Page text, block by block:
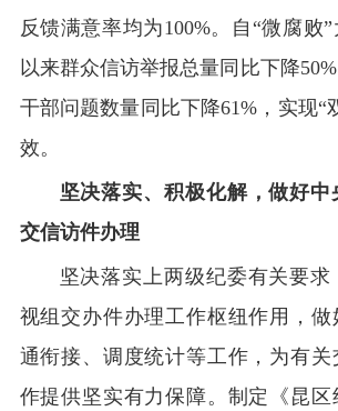
反馈满意率均为100%。自“微腐败
以来群众信访举报总量同比下降
干部问题数量同比下降61%，实现“
效。
坚决落实、积极化解，做好
交信访件办理
坚决落实上两级纪委有关要求
视组交办件办理工作枢纽作用，做
通衔接、调度统计等工作，为有关
作提供坚实有力保障。制定《昆区